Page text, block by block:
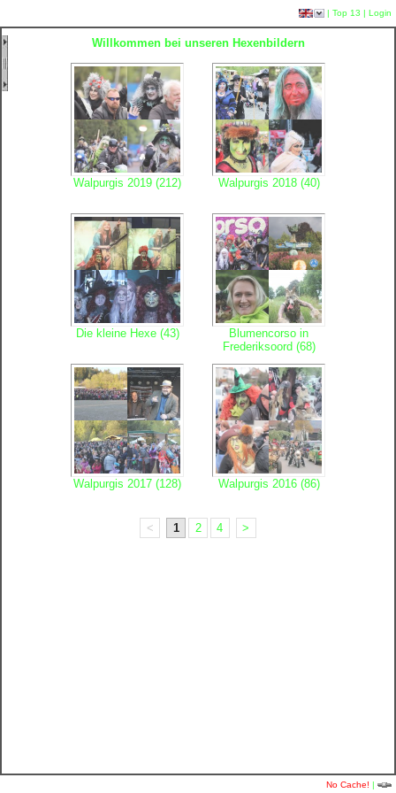
| Top 13 | Login
Willkommen bei unseren Hexenbildern
Walpurgis 2019 (212) Walpurgis 2018 (40)
Die kleine Hexe (43)
Blumencorso in
Frederiksoord (68)
Walpurgis 2017 (128) Walpurgis 2016 (86)
< 1 2 4 >
No Cache! |